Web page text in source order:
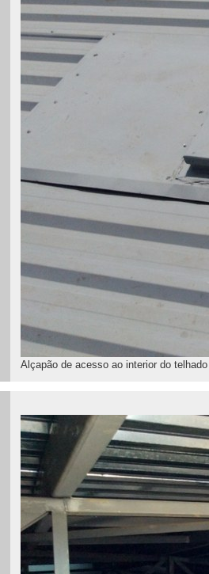
Alçapão de acesso ao interior do